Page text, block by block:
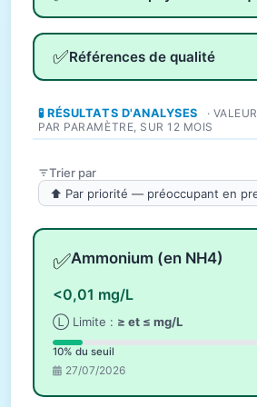
✅Références de qualité
🧪 RÉSULTATS D'ANALYSES
·
PAR PARAMÈTRE, SUR 12 MOIS
Trier par
✅Ammonium (en NH4)
<0,01 mg/L
Ⓛ Limite : ≥ et ≤ mg/L
10% du seuil
27/07/2026